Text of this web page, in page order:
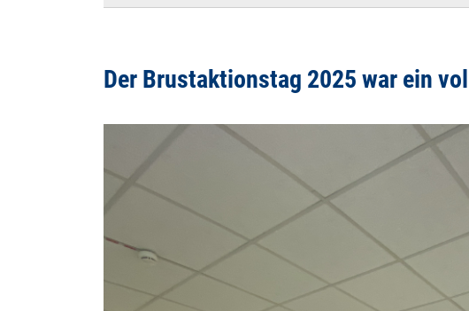
Der Brustaktionstag 2025 war ein